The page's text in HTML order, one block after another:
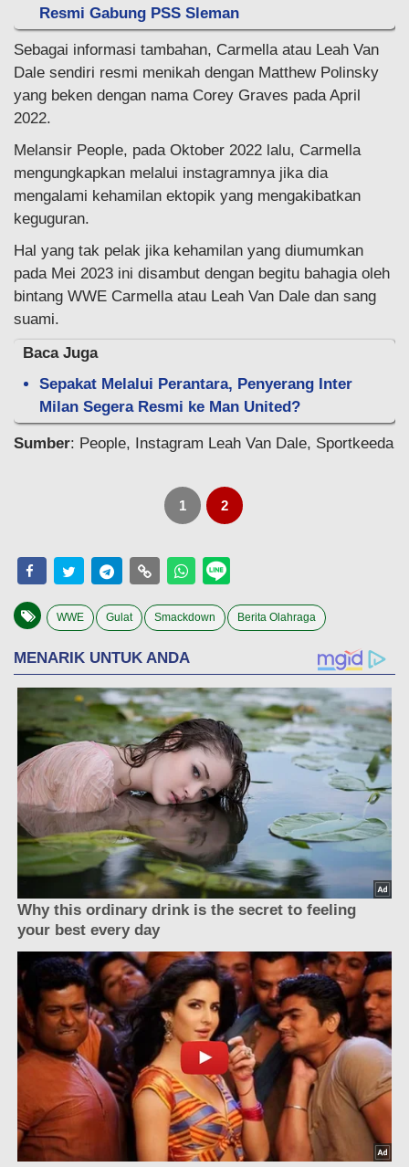
Resmi Gabung PSS Sleman
Sebagai informasi tambahan, Carmella atau Leah Van
Dale sendiri resmi menikah dengan Matthew Polinsky
yang beken dengan nama Corey Graves pada April
2022.
Melansir People, pada Oktober 2022 lalu, Carmella
mengungkapkan melalui instagramnya jika dia
mengalami kehamilan ektopik yang mengakibatkan
keguguran.
Hal yang tak pelak jika kehamilan yang diumumkan
pada Mei 2023 ini disambut dengan begitu bahagia oleh
bintang WWE Carmella atau Leah Van Dale dan sang
suami.
Baca Juga
Sepakat Melalui Perantara, Penyerang Inter
Milan Segera Resmi ke Man United?
Sumber: People, Instagram Leah Van Dale, Sportkeeda
1 2
WWE Gulat Smackdown Berita Olahraga